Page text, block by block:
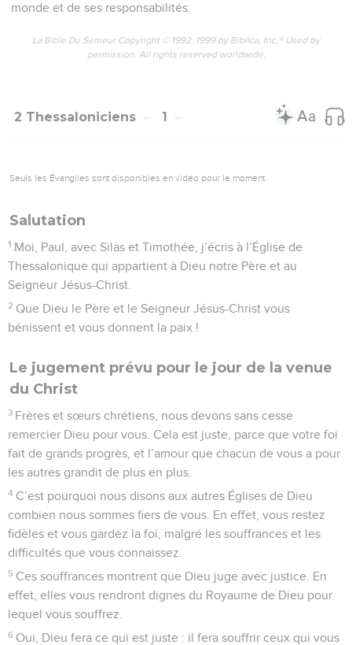
monde et de ses responsabilités.
La Bible Du Semeur Copyright © 1992, 1999 by Biblica, Inc.® Used by
permission. All rights reserved worldwide.
2 Thessaloniciens 1
Seuls les Évangiles sont disponibles en vidéo pour le moment.
Salutation
1 Moi, Paul, avec Silas et Timothée, j’écris à l’Église de
Thessalonique qui appartient à Dieu notre Père et au
Seigneur Jésus-Christ.
2 Que Dieu le Père et le Seigneur Jésus-Christ vous
bénissent et vous donnent la paix !
Le jugement prévu pour le jour de la venue
du Christ
3 Frères et sœurs chrétiens, nous devons sans cesse
remercier Dieu pour vous. Cela est juste, parce que votre foi
fait de grands progrès, et l’amour que chacun de vous a pour
les autres grandit de plus en plus.
4 C’est pourquoi nous disons aux autres Églises de Dieu
combien nous sommes fiers de vous. En effet, vous restez
fidèles et vous gardez la foi, malgré les souffrances et les
difficultés que vous connaissez.
5 Ces souffrances montrent que Dieu juge avec justice. En
effet, elles vous rendront dignes du Royaume de Dieu pour
lequel vous souffrez.
6 Oui, Dieu fera ce qui est juste : il fera souffrir ceux qui vous